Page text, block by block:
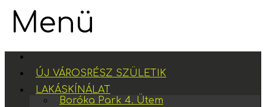
Menü
ÚJ VÁROSRÉSZ SZÜLETIK
LAKÁSKÍNÁLAT
Boróka Park 4. Ütem